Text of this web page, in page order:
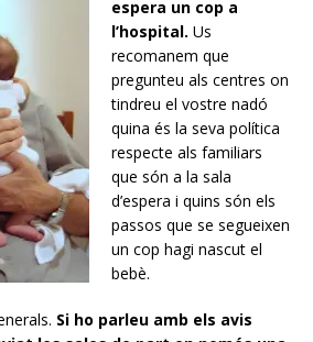
espera un cop a
l’hospital. Us
recomanem que
pregunteu als centres on
tindreu el vostre nadó
quina és la seva política
respecte als familiars
que són a la sala
d’espera i quins són els
passos que se segueixen
un cop hagi nascut el
bebè.
Si ho parleu amb els avis